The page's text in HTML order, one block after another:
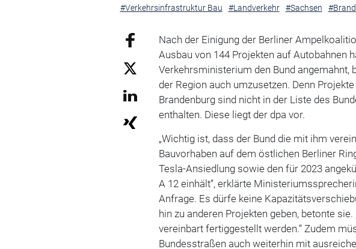
#Verkehrsinfrastruktur Bau #Landverkehr #Sachsen
Nach der Einigung der Berliner
Ausbau von 144 Projekten auf Autobahnen
Verkehrsministerium den Bund angemahnt,
der Region auch umzusetzen. Denn
Brandenburg sind nicht in der Liste des
enthalten. Diese liegt der dpa vor.
„Wichtig ist, dass der Bund die mit ihm
Bauvorhaben auf dem östlichen Berliner
Tesla-Ansiedlung sowie den für 2023
A 12 einhält“, erklärte
Anfrage. Es dürfe keine
hin zu anderen Projekten geben, betonte
vereinbart fertiggestellt werden.“ Zudem
Bundesstraßen auch weiterhin mit